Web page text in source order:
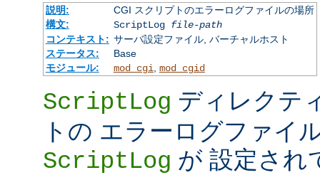
説明:
CGI スクリプトのエラーログファイルの場所
構文:
ScriptLog file-path
コンテキスト: サーバ設定ファイル, バーチャルホスト
ステータス:
Base
モジュール:
mod_cgi mod_cgid
ScriptLog ディレクテ
トの エラーログファイ
ScriptLog が 設定され